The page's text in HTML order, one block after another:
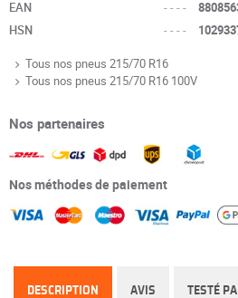
EAN ----
HSN
----
Tous nos pneus 215/70 R16
Tous nos pneus 215/70 R16 100V
Nos partenaires
Nos méthodes de paiement
DESCRIPTION AVIS TESTÉ